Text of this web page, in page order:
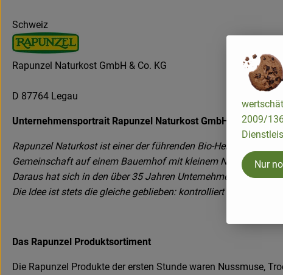
Schweiz
Rapunzel Naturkost GmbH & Co. KG
D 87764 Legau
Unternehmensportrait Rapunzel Naturkost GmbH
Rapunzel Naturkost ist einer der führenden Bio-Hersteller in
Gemeinschaft auf einem Bauernhof mit kleinem
Daraus hat sich in den über 35 Jahren
Die Idee ist stets die gleiche geblieben: kontrolliert
Das Rapunzel Produktsortiment
Die Rapunzel Produkte der ersten Stunde waren Nussmuse,
2009/
Nur